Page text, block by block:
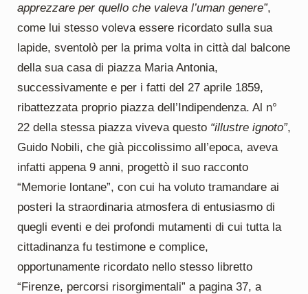
apprezzare per quello che valeva l’uman genere”,
come lui stesso voleva essere ricordato sulla sua
lapide, sventolò per la prima volta in città dal balcone
della sua casa di piazza Maria Antonia,
successivamente e per i fatti del 27 aprile 1859,
ribattezzata proprio piazza dell’Indipendenza. Al n°
22 della stessa piazza viveva questo “illustre ignoto”,
Guido Nobili, che già piccolissimo all’epoca, aveva
infatti appena 9 anni, progettò il suo racconto
“Memorie lontane”, con cui ha voluto tramandare ai
posteri la straordinaria atmosfera di entusiasmo di
quegli eventi e dei profondi mutamenti di cui tutta la
cittadinanza fu testimone e complice,
opportunamente ricordato nello stesso libretto
“Firenze, percorsi risorgimentali” a pagina 37, a